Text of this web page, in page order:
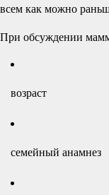
всем как можно
При обсуждении
возраст
семейный анамнез